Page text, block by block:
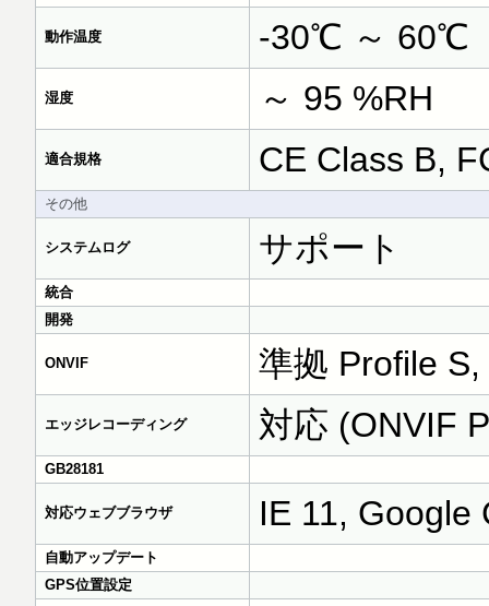
動作温度 -30℃ ～ 60℃
湿度 ～ 95 %RH
適合規格 CE Class B,
その他
システムログ サポート
統合
開発
ONVIF 準拠 Profile
エッジレコーディング 対応 (ONVIF
GB28181
対応ウェブブラウザ IE 11, Google
自動アップデート
GPS位置設定